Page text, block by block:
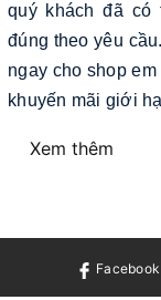
quý khách đã có
đúng theo yêu
ngay cho shop
khuyến mãi giới
Xem thêm
Facebook